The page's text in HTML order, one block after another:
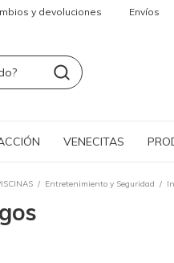
y devoluciones Envíos
VENECITAS
/ Entretenimiento y Seguridad /